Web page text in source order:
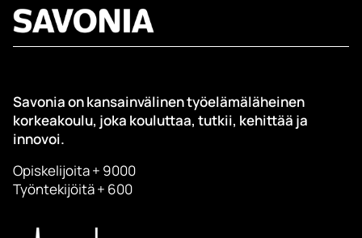
Savonia on kansainvälinen työelämäläheinen
korkeakoulu, joka kouluttaa, tutkii, kehittää ja
innovoi.
Opiskelijoita + 9000
Työntekijöitä + 600